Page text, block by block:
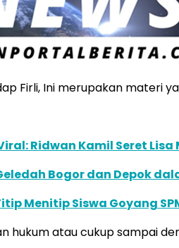
Firli, Ini merupakan materi
Ridwan Kamil Seret
Bogor dan Depok
Menitip Siswa Goyang
hukum atau cukup sampai